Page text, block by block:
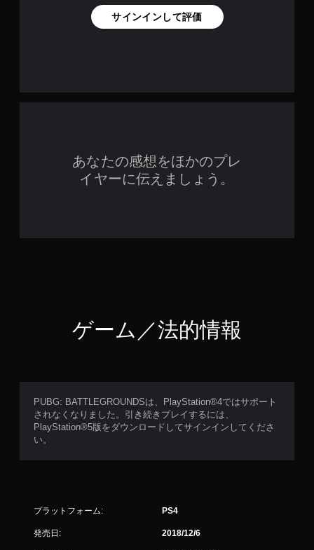
サインインして評価
あなたの感想をほかのプレ
イヤーに伝えましょう。
ゲーム／法的情報
PUBG: BATTLEGROUNDSは、PlayStation®4ではサポート
されなくなりました。引き続きプレイするには、
PlayStation®5版をダウンロードしてサインインしてくださ
い。
プラットフォーム: PS4
発売日: 2018/12/6